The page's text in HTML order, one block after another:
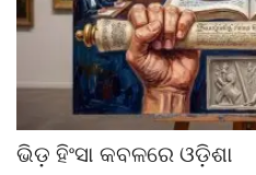
ଭିଡ଼ ହିଂସା କବଳରେ ଓଡ଼ିଶା